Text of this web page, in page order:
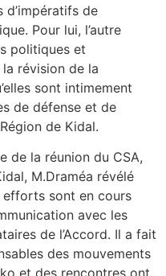
d’impératifs de
Pour lui, l’autre
politiques et
révision de la
sont intimement
de défense et de
de Kidal.
de la réunion du CSA,
M.Draméa révélé
sont en cours
avec les
de l’Accord. Il a fait
des mouvements